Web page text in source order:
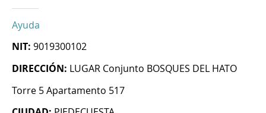
Ayuda
NIT: 9019300102
DIRECCIÓN: LUGAR Conjunto BOSQUES DEL HATO
Torre 5 Apartamento 517